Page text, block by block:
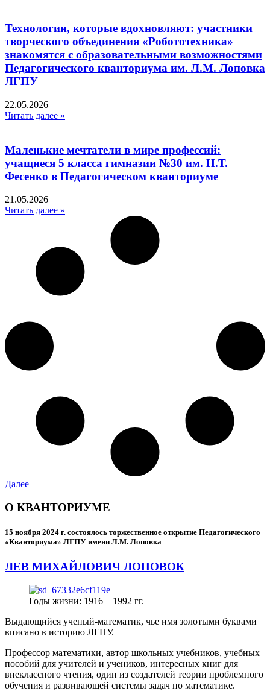
Технологии, которые вдохновляют: участники
творческого объединения «Робототехника»
знакомятся с образовательными возможностями
Педагогического кванториума им. Л.М. Лоповка
ЛГПУ
22.05.2026
Читать далее »
Маленькие мечтатели в мире профессий:
учащиеся 5 класса гимназии №30 им. Н.Т.
Фесенко в Педагогическом кванториуме
21.05.2026
Читать далее »
Далее
О КВАНТОРИУМЕ
15 ноября 2024 г. состоялось торжественное открытие Педагогического
«Кванториума» ЛГПУ имени Л.М. Лоповка
ЛЕВ МИХАЙЛОВИЧ ЛОПОВОК
Годы жизни: 1916 – 1992 гг.
Выдающийся ученый-математик, чье имя золотыми буквами
вписано в историю ЛГПУ.
Профессор математики, автор школьных учебников, учебных
пособий для учителей и учеников, интересных книг для
внеклассного чтения, один из создателей теории проблемного
обучения и развивающей системы задач по математике.